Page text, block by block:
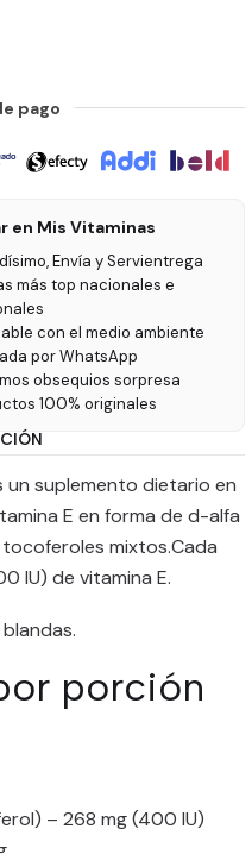
pago
en Mis Vitaminas
Envía y Servientrega
más top nacionales e
con el medio ambiente
por WhatsApp
obsequios sorpresa
100% originales
un suplemento dietario en
E en forma de d-alfa
mixtos.Cada
IU) de vitamina E.
porción
– 268 mg (400 IU)